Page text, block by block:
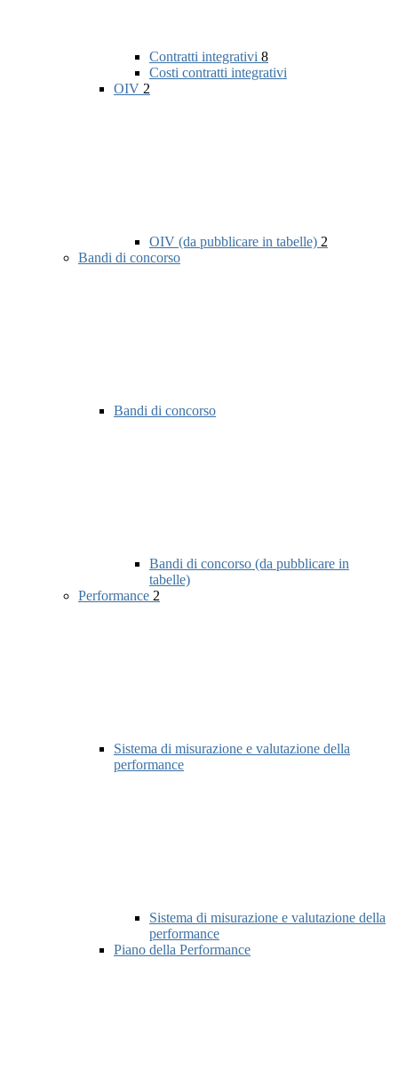
Contratti integrativi 8
Costi contratti integrativi
OIV 2
OIV (da pubblicare in tabelle) 2
Bandi di concorso
Bandi di concorso
Bandi di concorso (da pubblicare in
tabelle)
Performance 2
Sistema di misurazione e valutazione della
performance
Sistema di misurazione e valutazione della
performance
Piano della Performance